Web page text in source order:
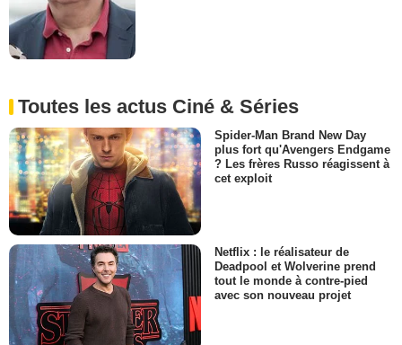
Toutes les actus Ciné & Séries
Spider-Man Brand New Day
plus fort qu'Avengers Endgame
? Les frères Russo réagissent à
cet exploit
Netflix : le réalisateur de
Deadpool et Wolverine prend
tout le monde à contre-pied
avec son nouveau projet